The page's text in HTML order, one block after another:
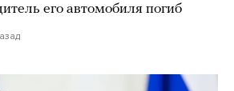
его автомобиля погиб